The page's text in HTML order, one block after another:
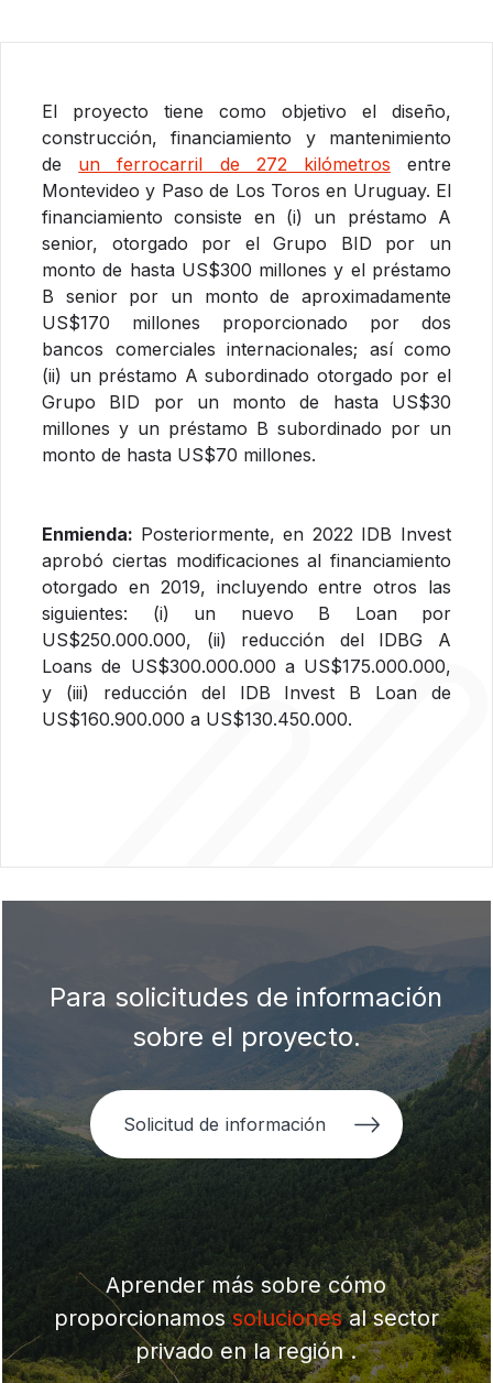
El proyecto tiene como objetivo el diseño,
construcción, financiamiento y mantenimiento
de un ferrocarril de 272 kilómetros entre
Montevideo y Paso de Los Toros en Uruguay. El
financiamiento consiste en (i) un préstamo A
senior, otorgado por el Grupo BID por un
monto de hasta US$300 millones y el préstamo
B senior por un monto de aproximadamente
US$170 millones proporcionado por dos
bancos comerciales internacionales; así como
(ii) un préstamo A subordinado otorgado por el
Grupo BID por un monto de hasta US$30
millones y un préstamo B subordinado por un
monto de hasta US$70 millones.
Enmienda: Posteriormente, en 2022 IDB Invest
aprobó ciertas modificaciones al financiamiento
otorgado en 2019, incluyendo entre otros las
siguientes: (i) un nuevo B Loan por
US$250.000.000, (ii) reducción del IDBG A
Loans de US$300.000.000 a US$175.000.000,
y (iii) reducción del IDB Invest B Loan de
US$160.900.000 a US$130.450.000.
Para solicitudes de información
sobre el proyecto.
Solicitud de información
Aprender más sobre cómo
proporcionamossolucionesal sector
privado en la región .